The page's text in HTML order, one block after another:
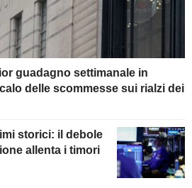
guadagno settimanale in
delle scommesse sui rialzi dei
storici: il debole
allenta i timori